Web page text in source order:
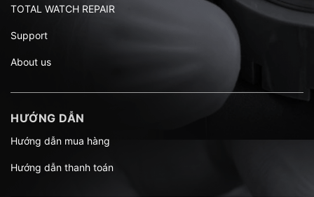
TOTAL WATCH REPAIR
Support
About us
HƯỚNG DẪN
Hướng dẫn mua hàng
Hướng dẫn thanh toán